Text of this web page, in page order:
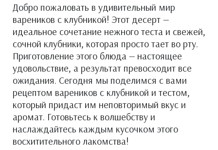
Добро пожаловать в удивительный мир
вареников с клубникой! Этот десерт —
идеальное сочетание нежного теста и свежей,
сочной клубники, которая просто тает во рту.
Приготовление этого блюда — настоящее
удовольствие, а результат превосходит все
ожидания. Сегодня мы поделимся с вами
рецептом вареников с клубникой и тестом,
который придаст им неповторимый вкус и
аромат. Готовьтесь к волшебству и
наслаждайтесь каждым кусочком этого
восхитительного лакомства!